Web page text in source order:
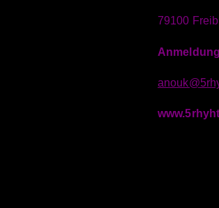
79100